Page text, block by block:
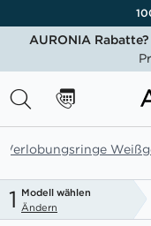
AURONIA Rabatte?
Verlobungsringe
1 Modell wählen
Ändern